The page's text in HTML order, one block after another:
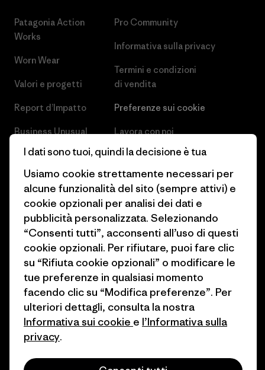
Patagonia Action
Works
Worn Wear
Valori e progetti
Report d’Impatto
Business Unusual
Obiettivi climatici
1% For The Planet
Come finanziamo
Buoni regalo
Trova un negozio
Pro Community
Informativa sulla privacy
Termini e condizioni
di vendita
Preferenze sui cookie
Lavora con noi
Stampa e media
Industry program
Programma di affiliazione
Patagonia Svizzera Mappa del
sito
© 2026 Patagonia, Inc. All Rights Reserved.
I dati sono tuoi, quindi la decisione è tua
Usiamo cookie strettamente necessari per
alcune funzionalità del sito (sempre attivi) e
cookie opzionali per analisi dei dati e
pubblicità personalizzata. Selezionando
“Consenti tutti”, acconsenti all’uso di questi
cookie opzionali. Per rifiutare, puoi fare clic
su “Rifiuta cookie opzionali” o modificare le
tue preferenze in qualsiasi momento
facendo clic su “Modifica preferenze”. Per
ulteriori dettagli, consulta la nostra
Informativa sui cookie e l’Informativa sulla
privacy.